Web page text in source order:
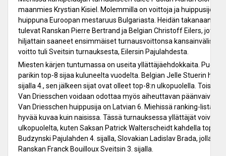
maanmies Krystian Kisiel. Molemmilla on voittoja ja huippusijoja
huippuna Euroopan mestaruus Bulgariasta. Heidän takanaan,
tulevat Ranskan Pierre Bertrand ja Belgian Christoff Eilers, jotka
hiljattain saaneet ensimmäiset turnausvoittonsa kansainvälisellä
voitto tuli Sveitsin turnauksesta, Eilersin Pajulahdesta.
Miesten kärjen tuntumassa on useita yllättäjäehdokkaita.
parikin top-8 sijaa kuluneelta vuodelta. Belgian Jelle Stuerin
sijalla 4., sen jälkeen sijat ovat olleet top-8:n ulkopuolella. Toisen
Van Driesschen voidaan odottaa myös aiheuttavan päänvaivaa,
Van Driesschen huippusija on Latvian 6. Miehissä ranking-listan
hyvää kuvaa kuin naisissa. Tässä turnauksessa yllättäjät voivat
ulkopuolelta, kuten Saksan Patrick Walterscheidt kahdella top-8
Budzynski Pajulahden 4. sijalla, Slovakian Ladislav Brada, jolla on
Ranskan Franck Bouilloux Sveitsin 3. sijalla.